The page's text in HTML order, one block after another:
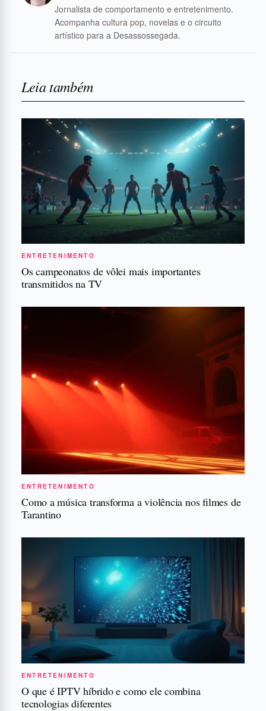
Jornalista de comportamento e entretenimento.
Acompanha cultura pop, novelas e o circuito
artístico para a Desassossegada.
Leia também
ENTRETENIMENTO
Os campeonatos de vôlei mais importantes
transmitidos na TV
ENTRETENIMENTO
Como a música transforma a violência nos filmes de
Tarantino
ENTRETENIMENTO
O que é IPTV híbrido e como ele combina
tecnologias diferentes